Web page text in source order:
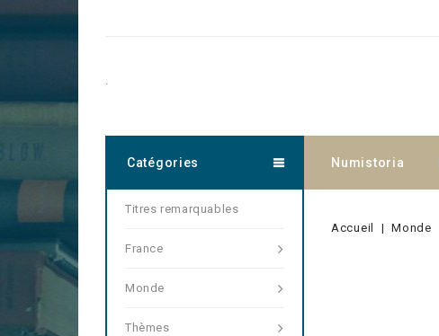
.
Numistoria
Catégories
Titres remarquables
France
Monde
Thèmes
Accueil Monde